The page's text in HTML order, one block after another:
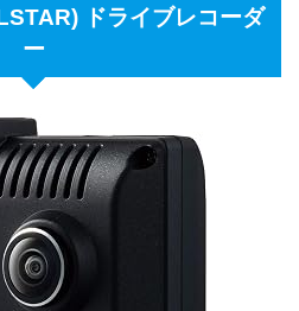
ドライブレコーダ
ー